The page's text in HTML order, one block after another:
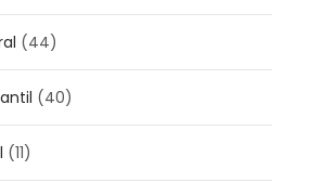
(44)
(40)
(11)